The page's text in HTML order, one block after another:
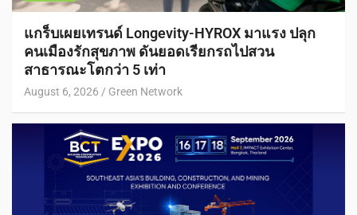
แกร็บเผยเทรนด์ Longevity-HYROX มาแรง ปลุก
คนเมืองรักสุขภาพ ดันยอดเรียกรถไปสวน
สาธารณะโตกว่า 5 เท่า
August 6, 2026 Green Network